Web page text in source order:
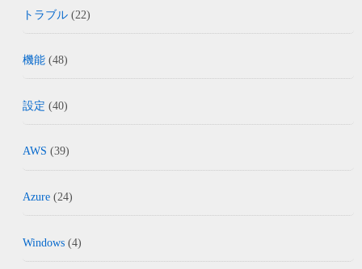
トラブル (22)
機能 (48)
設定 (40)
AWS (39)
Azure (24)
Windows (4)